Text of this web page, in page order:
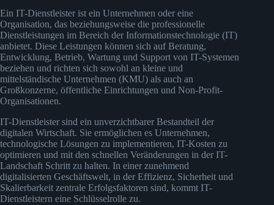
Ein IT-Dienstleister ist ein Unternehmen oder eine
Organisation, das beziehungsweise die professionelle
Dienstleistungen im Bereich der Informationstechnologie (IT)
anbietet. Diese Leistungen können sich auf Beratung,
Entwicklung, Betrieb, Wartung und Support von IT-Systemen
beziehen und richten sich sowohl an kleine und
mittelständische Unternehmen (KMU) als auch an
Großkonzerne, öffentliche Einrichtungen und Non-Profit-
Organisationen.
IT-Dienstleister sind ein unverzichtbarer Bestandteil der
digitalen Wirtschaft. Sie ermöglichen es Unternehmen,
technologische Lösungen zu implementieren, IT-Kosten zu
optimieren und mit den schnellen Veränderungen in der IT-
Landschaft Schritt zu halten. In einer zunehmend
digitalisierten Geschäftswelt, in der Effizienz, Sicherheit und
Skalierbarkeit zentrale Erfolgsfaktoren sind, kommt IT-
Dienstleistern eine Schlüsselrolle zu.